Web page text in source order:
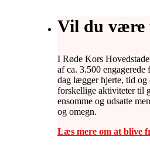
Vil du
I Røde Kors
af ca. 3.500
dag lægger hjerte, tid og
forskellige aktiviteter til
ensomme og udsatte
og omegn.
Læs mere om at blive